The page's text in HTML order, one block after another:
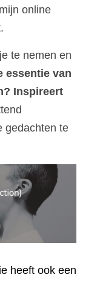
online
te nemen en
essentie van
Inspireert
gedachten te
heeft ook een